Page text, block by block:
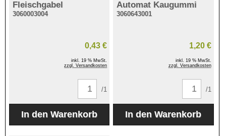
Fleischgabel
3060003004
0,43 €
inkl. 19 % MwSt.
zzgl. Versandkosten
/1
Automat Kaugummi
3060643001
1,20 €
inkl. 19 % MwSt.
zzgl. Versandkosten
/1